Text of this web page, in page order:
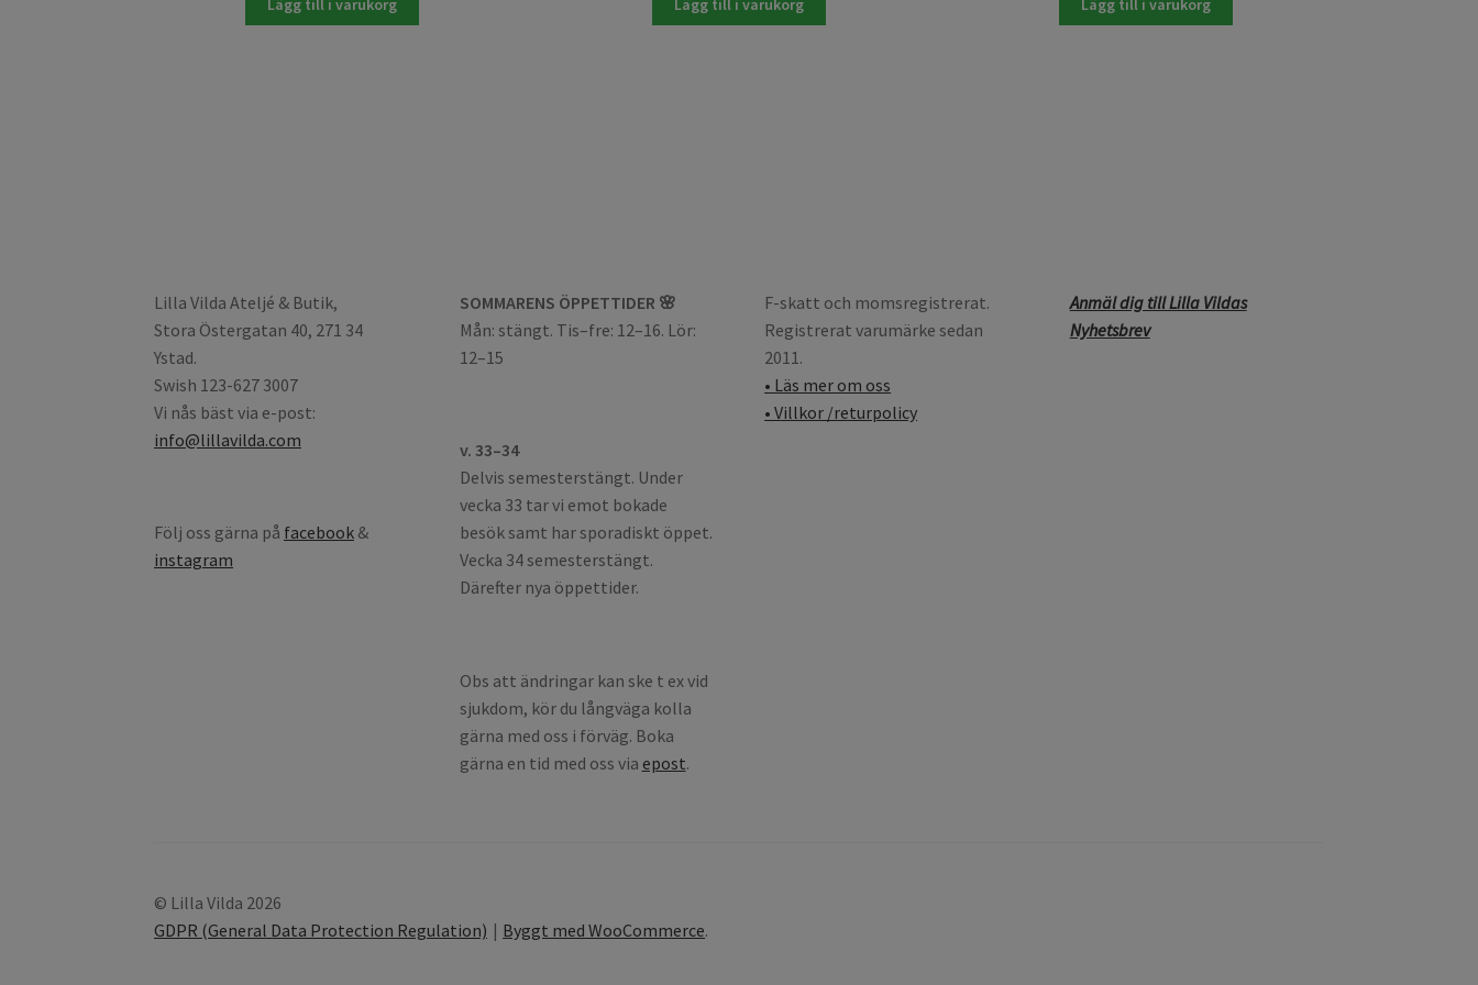
Lilla Vilda Ateljé & Butik,
Stora Östergatan 40, 271 34
Ystad.
Swish 123-627 3007
Vi nås bäst via e-post:
info@lillavilda.com
Följ oss gärna på facebook &
instagram
SOMMARENS ÖPPETTIDER 🌸
Mån: stängt. Tis–fre: 12–16. Lör:
12–15
v. 33–34
Delvis semesterstängt. Under
vecka 33 tar vi emot bokade
besök samt har sporadiskt öppet.
Vecka 34 semesterstängt.
Därefter nya öppettider.
Obs att ändringar kan ske t ex vid
sjukdom, kör du långväga kolla
gärna med oss i förväg. Boka
gärna en tid med oss via epost.
F-skatt och momsregistrerat.
Registrerat varumärke sedan
2011.
• Läs mer om oss
• Villkor /returpolicy
Anmäl dig till Lilla Vildas
Nyhetsbrev
© Lilla Vilda 2026
GDPR (General Data Protection Regulation)
Byggt med WooCommerce.